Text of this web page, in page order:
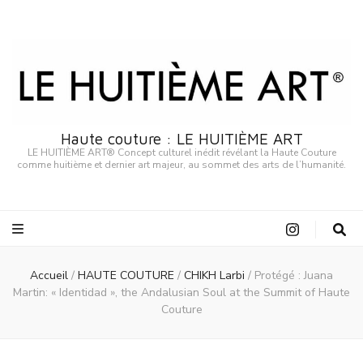
Haute couture : LE HUITIÈME ART
LE HUITIÈME ART® Concept culturel inédit révélant la Haute Couture
comme huitième et dernier art majeur, au sommet des arts de l’humanité.
Accueil / HAUTE COUTURE / CHIKH Larbi / Protégé : Juana
Martin: « Identidad », the Andalusian Soul at the Summit of Haute
Couture